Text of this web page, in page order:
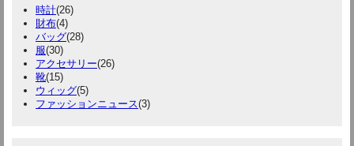
時計(26)
財布(4)
バッグ(28)
服(30)
アクセサリー(26)
靴(15)
ウィッグ(5)
ファッションニュース(3)